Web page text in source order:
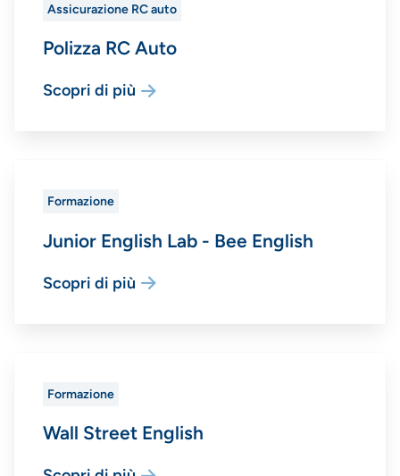
Assicurazione RC auto
Polizza RC Auto
Scopri di più
Formazione
Junior English Lab - Bee English
Scopri di più
Formazione
Wall Street English